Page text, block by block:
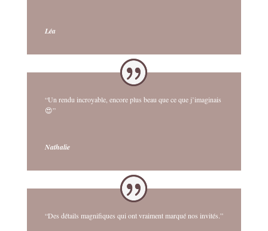
Léa
“Un rendu incroyable, encore plus beau que ce que j’imaginais
😍”
Nathalie
“Des détails magnifiques qui ont vraiment marqué nos invités.”